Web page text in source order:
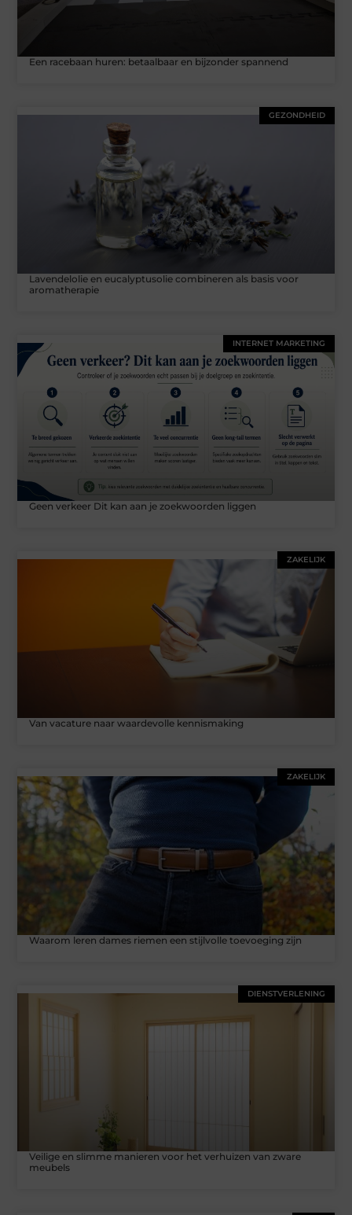
Een racebaan huren: betaalbaar en bijzonder spannend
GEZONDHEID
Lavendelolie en eucalyptusolie combineren als basis voor
aromatherapie
INTERNET MARKETING
Geen verkeer Dit kan aan je zoekwoorden liggen
ZAKELIJK
Van vacature naar waardevolle kennismaking
ZAKELIJK
Waarom leren dames riemen een stijlvolle toevoeging zijn
DIENSTVERLENING
Veilige en slimme manieren voor het verhuizen van zware
meubels